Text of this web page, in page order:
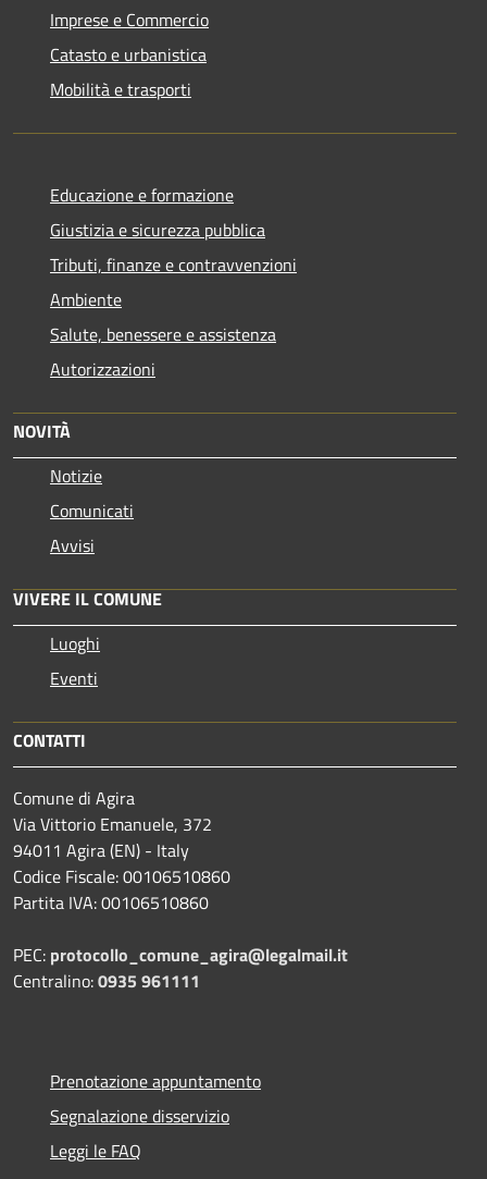
Imprese e Commercio
Catasto e urbanistica
Mobilità e trasporti
Educazione e formazione
Giustizia e sicurezza pubblica
Tributi, finanze e contravvenzioni
Ambiente
Salute, benessere e assistenza
Autorizzazioni
NOVITÀ
Notizie
Comunicati
Avvisi
VIVERE IL COMUNE
Luoghi
Eventi
CONTATTI
Comune di Agira
Via Vittorio Emanuele, 372
94011 Agira (EN) - Italy
Codice Fiscale: 00106510860
Partita IVA: 00106510860
PEC: protocollo_comune_agira@legalmail.it
Centralino:0935 961111
Prenotazione appuntamento
Segnalazione disservizio
Leggi le FAQ